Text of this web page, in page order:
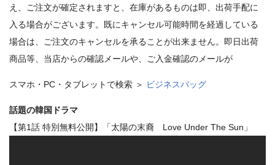
え、ご注文が確定されますと、在庫があるものは即、出荷手配に
入る場合がございます。既にキャンセル可能時間を経過している
場合は、ご注文のキャンセルを承ることが出来ません。即日出荷
商品等、当店からの確認メールや、ご入金確認のメールが
スマホ・PC・タブレットで検索 ＞ ビジネスバッグ
話題の韓国ドラマ
【第1話 特別無料公開】「太陽の末裔 Love Under The Sun」